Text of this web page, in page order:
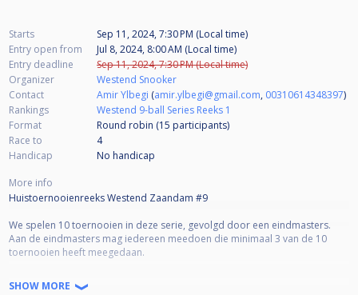
Starts
Sep 11, 2024, 7:30 PM (Local time)
Entry open from
Jul 8, 2024, 8:00 AM (Local time)
Entry deadline
Sep 11, 2024, 7:30 PM (Local time)
Organizer
Westend Snooker
Contact
Amir Ylbegi (amir.ylbegi@gmail.com, 00310614348397)
Rankings
Westend 9-ball Series Reeks 1
Format
Round robin (15 participants)
Race to
4
Handicap
No handicap
More info
Huistoernooienreeks Westend Zaandam #9
We spelen 10 toernooien in deze serie, gevolgd door een eindmasters.
Aan de eindmasters mag iedereen meedoen die minimaal 3 van de 10
toernooien heeft meegedaan.
De opzet is poules tot aan de kwartfinale, bij voldoende deelnemers
SHOW MORE